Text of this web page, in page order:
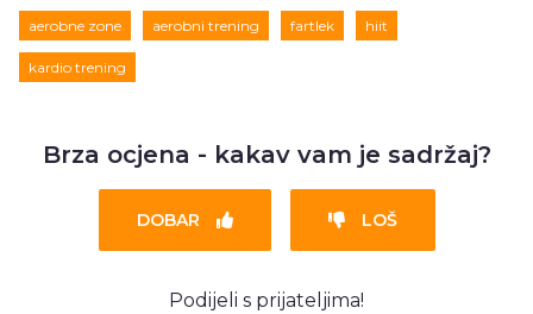
aerobne zone aerobni trening fartlek hiit
kardio trening
Brza ocjena - kakav vam je sadržaj?
DOBAR LOŠ
Podijeli s prijateljima!